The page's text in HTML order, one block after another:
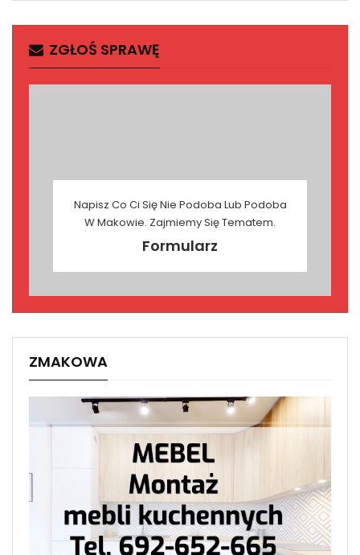
ZGŁOŚ SPRAWĘ
Napisz Co Ci Się Nie Podoba Lub Podoba
W Makowie. Zajmiemy Się Tematem.
Formularz
ZMAKOWA